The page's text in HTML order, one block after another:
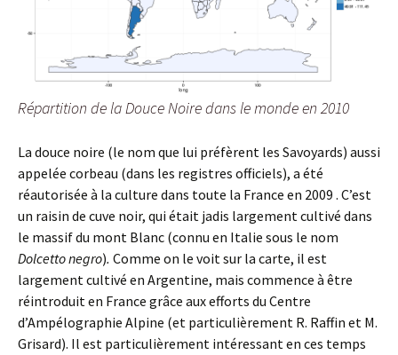
Répartition de la Douce Noire dans le monde en 2010
La douce noire (le nom que lui préfèrent les Savoyards) aussi
appelée corbeau (dans les registres officiels), a été
réautorisée à la culture dans toute la France en 2009 . C’est
un raisin de cuve noir, qui était jadis largement cultivé dans
le massif du mont Blanc (connu en Italie sous le nom
Dolcetto negro). Comme on le voit sur la carte, il est
largement cultivé en Argentine, mais commence à être
réintroduit en France grâce aux efforts du Centre
d’Ampélographie Alpine (et particulièrement R. Raffin et M.
Grisard). Il est particulièrement intéressant en ces temps